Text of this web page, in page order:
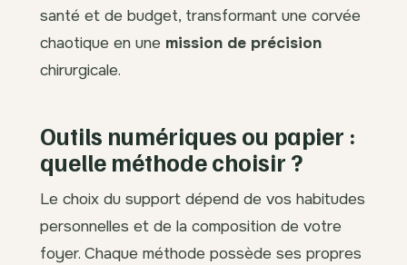
santé et de budget, transformant une corvée
chaotique en une mission de précision
chirurgicale.
Outils numériques ou papier :
quelle méthode choisir ?
Le choix du support dépend de vos habitudes
personnelles et de la composition de votre
foyer. Chaque méthode possède ses propres